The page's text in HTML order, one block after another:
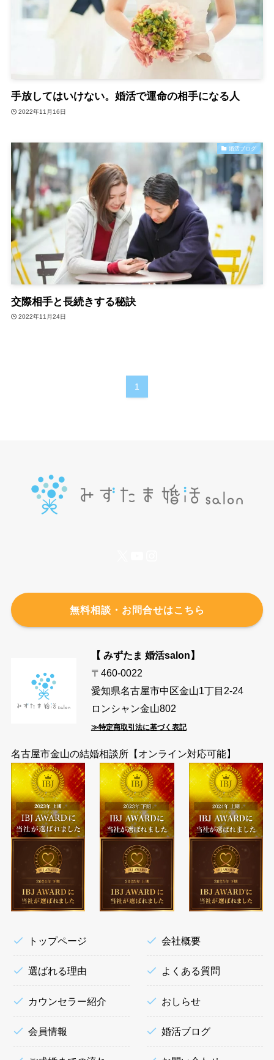
手放してはいけない。婚活で運命の相手になる人
2022年11月16日
婚活ブログ
交際相手と長続きする秘訣
2022年11月24日
1
無料相談・お問合せはこちら
【 みずたま 婚活salon】
〒460-0022
愛知県名古屋市中区金山1丁目2-24
ロンシャン金山802
≫特定商取引法に基づく表記
名古屋市金山の結婚相談所【オンライン対応可能】
トップページ
選ばれる理由
カウンセラー紹介
会員情報
会社概要
よくある質問
おしらせ
婚活ブログ